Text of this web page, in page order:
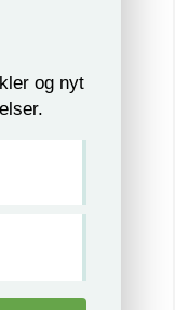
og nyt